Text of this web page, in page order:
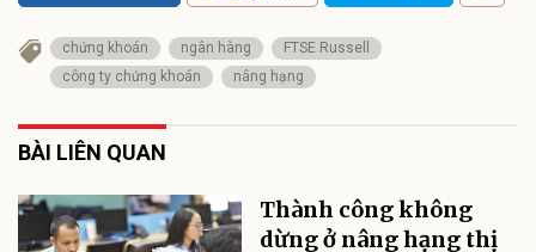
chứng khoán ngân hàng
FTSE Russell
công ty chứng khoán
nâng hạng
BÀI LIÊN QUAN
Thành công không
dừng ở nâng hạng thị